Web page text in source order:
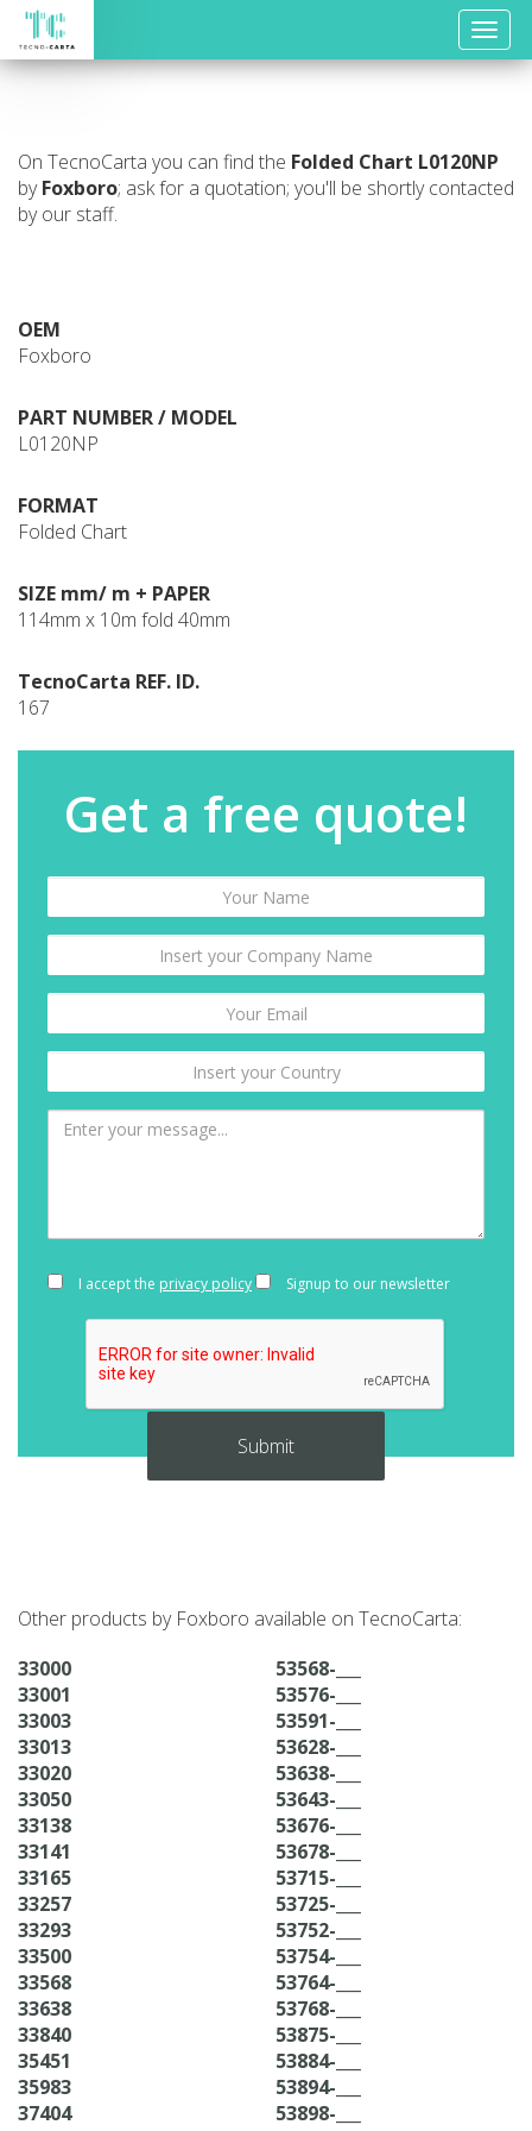
Toggle
On TecnoCarta you can find the Folded Chart L0120NP
byFoxboro; ask for a quotation; you'll be shortly contacted
by our staff.
OEM
Foxboro
PART NUMBER / MODEL
L0120NP
FORMAT
Folded Chart
SIZE mm/ m + PAPER
114mm x 10m fold 40mm
TecnoCarta REF. ID.
167
Get a free quote!
I accept the privacy policy Signup to our newsletter
Other products by Foxboro available on TecnoCarta:
33000
33001
33003
33013
33020
33050
33138
33141
33165
33257
33293
33500
33568
33638
33840
35451
35983
37404
53568-___
53576-___
53591-___
53628-___
53638-___
53643-___
53676-___
53678-___
53715-___
53725-___
53752-___
53754-___
53764-___
53768-___
53875-___
53884-___
53894-___
53898-___